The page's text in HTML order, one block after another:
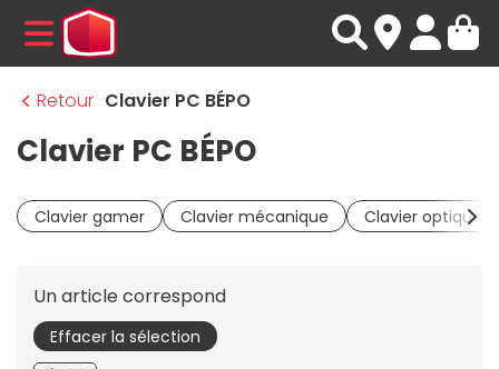
MENU
Retour Clavier PC BÉPO
Clavier PC BÉPO
Clavier gamer Clavier mécanique Clavier optique
Un article correspond
Effacer la sélection